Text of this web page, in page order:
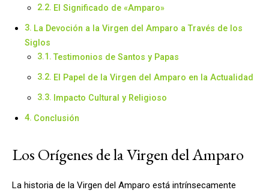
El Significado de «Amparo»
La Devoción a la Virgen del Amparo a Través de los
Siglos
Testimonios de Santos y Papas
El Papel de la Virgen del Amparo en la Actualidad
Impacto Cultural y Religioso
Conclusión
Los Orígenes de la Virgen del Amparo
La historia de la Virgen del Amparo está intrínsecamente